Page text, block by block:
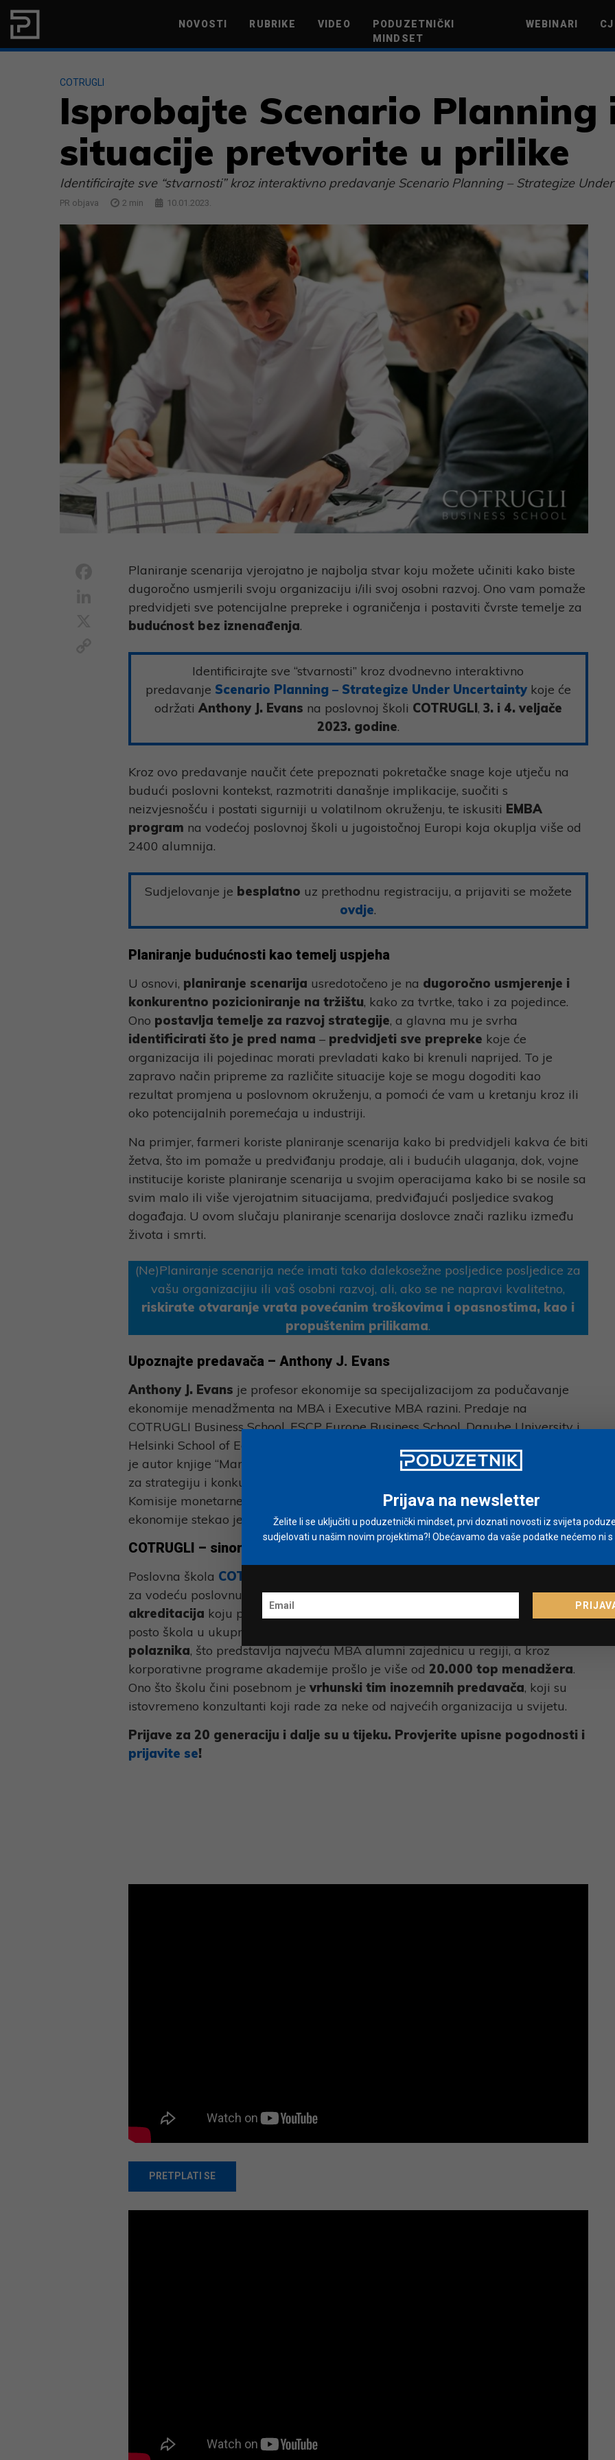
Skip to content NOVOSTI RUBRIKE VIDEO
PODUZETNIČKI
MINDSET
WEBINARI
COTRUGLI
Isprobajte Scenario Planning
situacije pretvorite u prilike
Identificirajte sve “stvarnosti” kroz interaktivno predavanje Scenario Planning – Strategize
PR objava 2 min 10.01.2023.
Facebook
LinkedIn
Copy
Planiranje scenarija vjerojatno je najbolja stvar koju možete učiniti kako biste
dugoročno usmjerili svoju organizaciju i/ili svoj osobni razvoj. Ono vam pomaže
predvidjeti sve potencijalne prepreke i ograničenja i postaviti čvrste temelje za
budućnost bez iznenađenja.
Identificirajte sve “stvarnosti” kroz dvodnevno interaktivno
predavanje Scenario Planning – Strategize Under Uncertaintykoje će
održati Anthony J. Evans na poslovnoj školi COTRUGLI, 3. i 4. veljače
2023. godine.
Kroz ovo predavanje naučit ćete prepoznati pokretačke snage koje utječu na
budući poslovni kontekst, razmotriti današnje implikacije, suočiti s
neizvjesnošću i postati sigurniji u volatilnom okruženju, te iskusiti EMBA
program na vodećoj poslovnoj školi u jugoistočnoj Europi koja okuplja više od
2400 alumnija.
Sudjelovanje je besplatno uz prethodnu registraciju, a prijaviti se možete
ovdje.
Planiranje budućnosti kao temelj uspjeha
U osnovi, planiranje scenarija usredotočeno je na dugoročno usmjerenje i
konkurentno pozicioniranje na tržištu, kako za tvrtke, tako i za pojedince.
Ono postavlja temelje za razvoj strategije, a glavna mu je svrha
identificirati što je pred nama – predvidjeti sve prepreke koje će
organizacija ili pojedinac morati prevladati kako bi krenuli naprijed. To je
zapravo način pripreme za različite situacije koje se mogu dogoditi kao
rezultat promjena u poslovnom okruženju, a pomoći će vam u kretanju kroz ili
oko potencijalnih poremećaja u industriji.
Na primjer, farmeri koriste planiranje scenarija kako bi predvidjeli kakva će biti
žetva, što im pomaže u predviđanju prodaje, ali i budućih ulaganja, dok, vojne
institucije koriste planiranje scenarija u svojim operacijama kako bi se nosile sa
svim malo ili više vjerojatnim situacijama, predviđajući posljedice svakog
događaja. U ovom slučaju planiranje scenarija doslovce znači razliku između
života i smrti.
(Ne)Planiranje scenarija neće imati tako dalekosežne posljedice posljedice za
vašu organizacijiu ili vaš osobni razvoj, ali, ako se ne napravi kvalitetno,
riskirate otvaranje vrata povećanim troškovima i opasnostima, kao i
propuštenim prilikama.
Upoznajte predavača – Anthony J. Evans
Anthony J. Evans je profesor ekonomije sa specijalizacijom za podučavanje
ekonomije menadžmenta na MBA i Executive MBA razini. Predaje na
COTRUGLI Business School, ESCP Europe Business School, Danube University i
Helsinki School of Economics. Objavio je niz akademskih i poslovnih članaka te
je autor knjige “Markets for Managers”. Član je MOC Affiliate Faculty na Institutu
za strategiju i konkurentnost na Harvard Business School, a također i član
Komisije monetarne politike na Institutu ekonomskih poslova. Doktorat iz
ekonomije stekao je na George Mason University u SAD.
COTRUGLI – sinonim za premium poslovnu edukaciju
Poslovna škola COTRUGLI
za vodeću poslovnu školu u jugoistočnoj Europi. Tome u prilog govori iAMBA
akreditacija koju posjeduje svega
, što čini manje od dva
posto škola u ukupno
polaznika, što predstavlja najveću MBA alumni zajednicu u regiji, a kroz
korporativne programe akademije prošlo je više od 20.000 top menadžera.
Ono što školu čini posebnom je vrhunski tim inozemnih predavača, koji su
istovremeno konzultanti koji rade za neke od najvećih organizacija u svijetu.
Prijave za 20 generaciju i dalje su u tijeku. Provjerite upisne pogodnosti i
prijavite se!
PRETPLATI SE
Prijava na newsletter
Želite li se uključiti u poduzetnički mindset, prvi doznati novosti iz svijeta
sudjelovati u našim novim projektima?! Obećavamo da vaše podatke nećemo ni